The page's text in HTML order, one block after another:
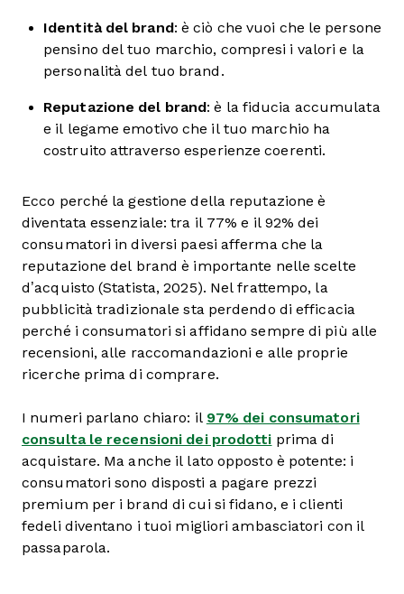
Identità del brand: è ciò che vuoi che le persone
pensino del tuo marchio, compresi i valori e la
personalità del tuo brand.
Reputazione del brand: è la fiducia accumulata
e il legame emotivo che il tuo marchio ha
costruito attraverso esperienze coerenti.
Ecco perché la gestione della reputazione è
diventata essenziale: tra il 77% e il 92% dei
consumatori in diversi paesi afferma che la
reputazione del brand è importante nelle scelte
d’acquisto (Statista, 2025). Nel frattempo, la
pubblicità tradizionale sta perdendo di efficacia
perché i consumatori si affidano sempre di più alle
recensioni, alle raccomandazioni e alle proprie
ricerche prima di comprare.
I numeri parlano chiaro: il 97% dei consumatori
consulta le recensioni dei prodotti prima di
acquistare. Ma anche il lato opposto è potente: i
consumatori sono disposti a pagare prezzi
premium per i brand di cui si fidano, e i clienti
fedeli diventano i tuoi migliori ambasciatori con il
passaparola.